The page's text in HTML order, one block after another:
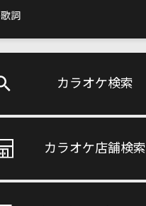
歌詞
カラオケ検索
カラオケ店舗検索